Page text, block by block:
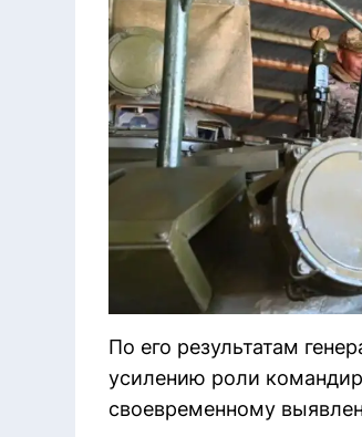
По его результатам
усилению роли
своевременному